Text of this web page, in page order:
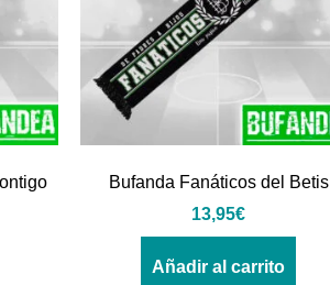
Bufanda Fanáticos del Betis
13,95€
Añadir al carrito